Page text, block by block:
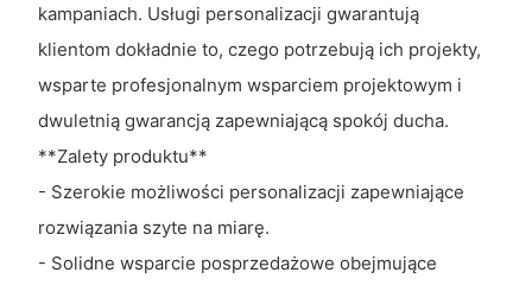
kampaniach. Usługi personalizacji gwarantują
klientom dokładnie to, czego potrzebują ich projekty,
wsparte profesjonalnym wsparciem projektowym i
dwuletnią gwarancją zapewniającą spokój ducha.
**Zalety produktu**
- Szerokie możliwości personalizacji zapewniające
rozwiązania szyte na miarę.
- Solidne wsparcie posprzedażowe obejmujące